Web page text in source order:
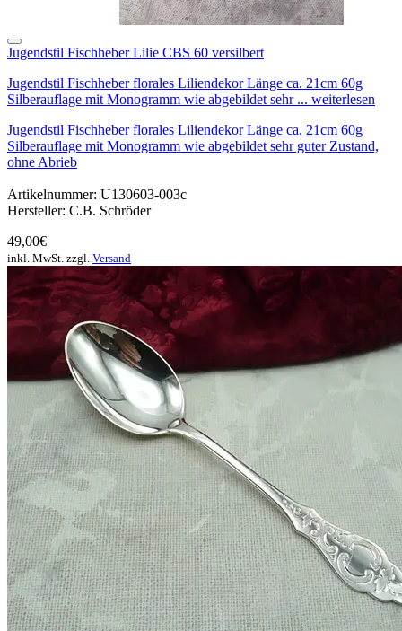
Jugendstil Fischheber Lilie CBS 60 versilbert
Jugendstil Fischheber florales Liliendekor Länge ca. 21cm 60g
Silberauflage mit Monogramm wie abgebildet sehr ... weiterlesen
Jugendstil Fischheber florales Liliendekor Länge ca. 21cm 60g
Silberauflage mit Monogramm wie abgebildet sehr guter Zustand,
ohne Abrieb
Artikelnummer: U130603-003c
Hersteller: C.B. Schröder
49,00€
inkl. MwSt. zzgl. Versand